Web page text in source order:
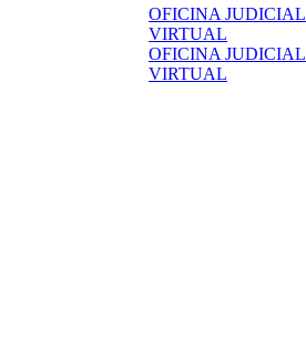
OFICINA JUDICIAL
VIRTUAL
OFICINA JUDICIAL
VIRTUAL